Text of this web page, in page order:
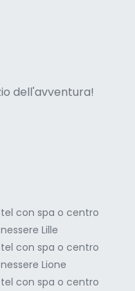
dell'avventura!
con spa o centro
Lille
con spa o centro
Lione
con spa o centro